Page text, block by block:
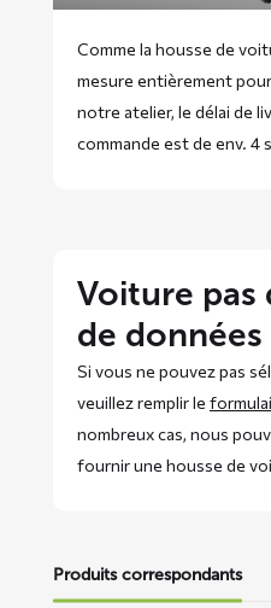
Comme la housse de
mesure entièrement
notre atelier, le délai de
commande est de env. 4
Voiture pas
de données
Si vous ne pouvez pas
veuillez remplir le
nombreux cas, nous
fournir une housse de
Produits correspondants